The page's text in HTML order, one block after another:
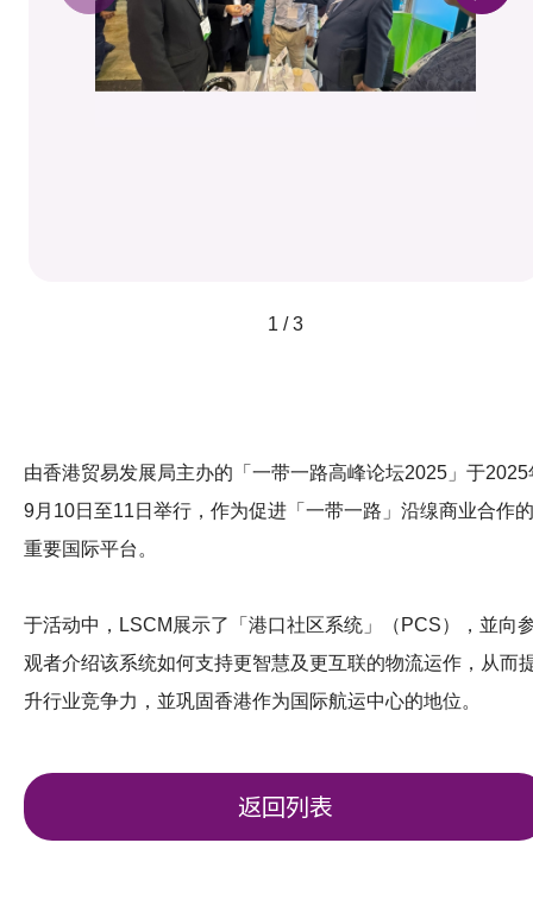
1 / 3
由香港贸易发展局主办的「一带一路高峰论坛2025」于2025
9月10日至11日举行，作为促进「一带一路」沿缐商业合作的
重要国际平台。
于活动中，LSCM展示了「港口社区系统」（PCS），並向
观者介绍该系统如何支持更智慧及更互联的物流运作，从而
升行业竞争力，並巩固香港作为国际航运中心的地位。
返回列表